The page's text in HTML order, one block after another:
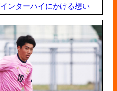
ンターハイにかける想い